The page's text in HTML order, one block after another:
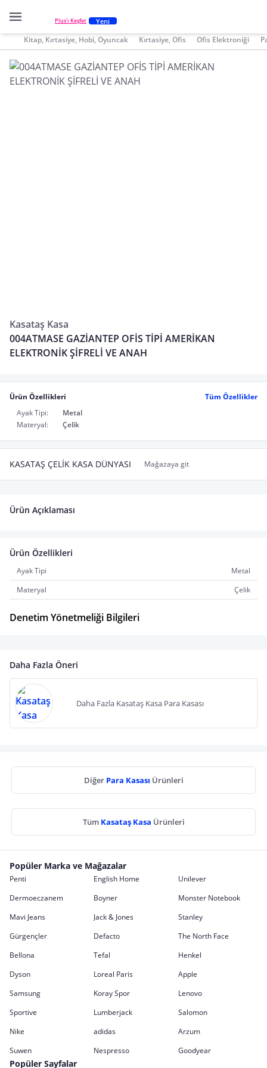
Plus'ı Keşfet Yeni
Kitap, Kırtasiye, Hobi, Oyuncak Kırtasiye, Ofis Ofis Elektroniği
Kasataş Kasa
004ATMASE GAZİANTEP OFİS TİPİ AMERİKAN
ELEKTRONİK ŞİFRELİ VE ANAH
Ürün Özellikleri
Tüm Özellikler
Ayak Tipi:
Metal
Materyal:
Çelik
KASATAŞ ÇELİK KASA DÜNYASI Mağazaya git
Ürün Açıklaması
Ürün Özellikleri
Ayak Tipi
Metal
Materyal
Çelik
Denetim Yönetmeliği Bilgileri
Daha Fazla Öneri
Daha Fazla Kasataş Kasa Para Kasası
Diğer Para Kasası Ürünleri
Tüm Kasataş Kasa Ürünleri
Popüler Marka ve Mağazalar
Penti English Home
Unilever
Dermoeczanem
Boyner
Monster Notebook
Mavi Jeans
Jack & Jones
Stanley
Gürgençler
Defacto
The North Face
Bellona
Tefal
Henkel
Dyson
Loreal Paris
Apple
Samsung
Koray Spor
Lenovo
Sportive
Lumberjack
Salomon
Nike
adidas
Arzum
Suwen
Nespresso Goodyear
Popüler Sayfalar